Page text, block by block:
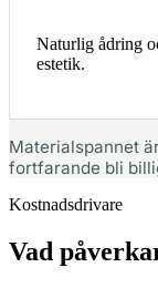
Naturlig ådring
estetik.
Materialspannet
fortfarande bli
Kostnadsdrivare
Vad